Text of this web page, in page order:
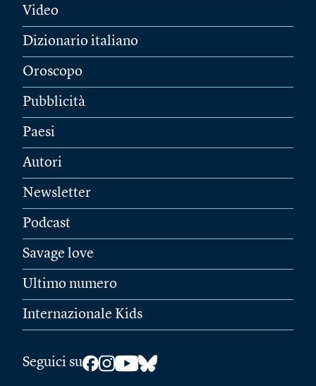
Video
Dizionario italiano
Oroscopo
Pubblicità
Paesi
Autori
Newsletter
Podcast
Savage love
Ultimo numero
Internazionale Kids
Seguici su